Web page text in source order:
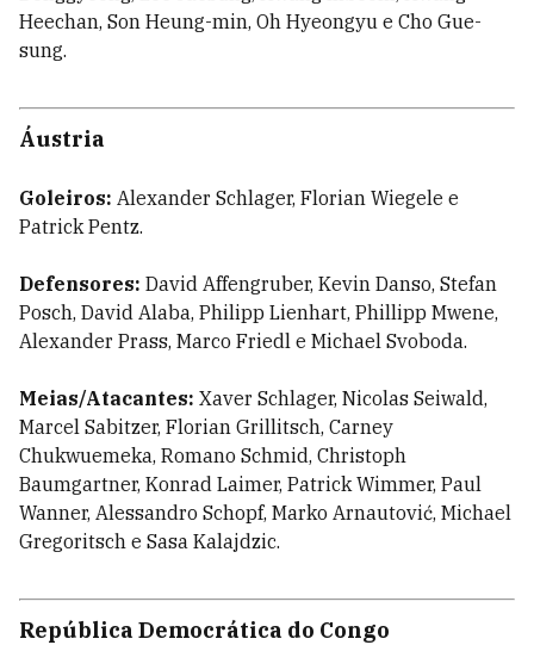
Heechan, Son Heung-min, Oh Hyeongyu e Cho Gue-
sung.
Áustria
Goleiros: Alexander Schlager, Florian Wiegele e
Patrick Pentz.
Defensores: David Affengruber, Kevin Danso, Stefan
Posch, David Alaba, Philipp Lienhart, Phillipp Mwene,
Alexander Prass, Marco Friedl e Michael Svoboda.
Meias/Atacantes: Xaver Schlager, Nicolas Seiwald,
Marcel Sabitzer, Florian Grillitsch, Carney
Chukwuemeka, Romano Schmid, Christoph
Baumgartner, Konrad Laimer, Patrick Wimmer, Paul
Wanner, Alessandro Schopf, Marko Arnautović, Michael
Gregoritsch e Sasa Kalajdzic.
República Democrática do Congo